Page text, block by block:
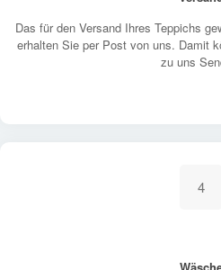
Das für den Versand Ihres Teppichs
erhalten Sie per Post von uns. Damit
zu uns
4